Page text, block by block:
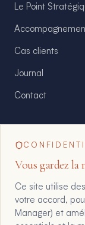
Le Point
Cas clients
Journal
Contact
+33 6 07
Vous gardez la
Ce site utilise
votre accord,
Manager) et